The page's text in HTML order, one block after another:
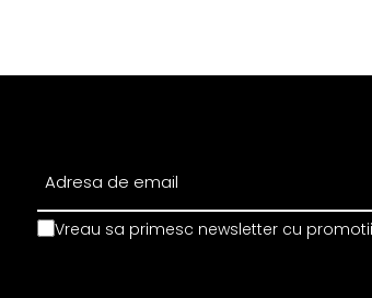
Vreau sa primesc newsletter cu